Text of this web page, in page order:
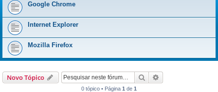
a
Google Chrome
Internet Explorer
Mozilla Firefox
Novo Tópico Pesquisar
0 tópico • Página 1 de 1